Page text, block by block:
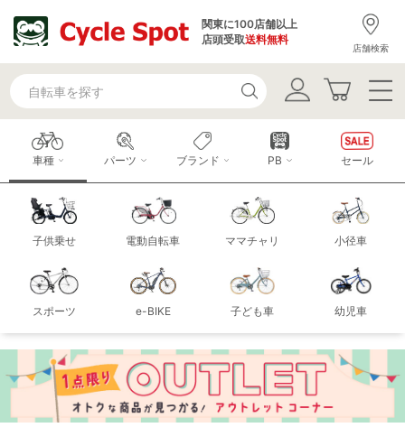
関東に100店舗以上
店頭受取送料無料
店舗検索
車種
子供乗せ 電動自転車 ママチャリ 小径車
スポーツ e-BIKE 子ども車 幼児車
パーツ ブランド PB セール